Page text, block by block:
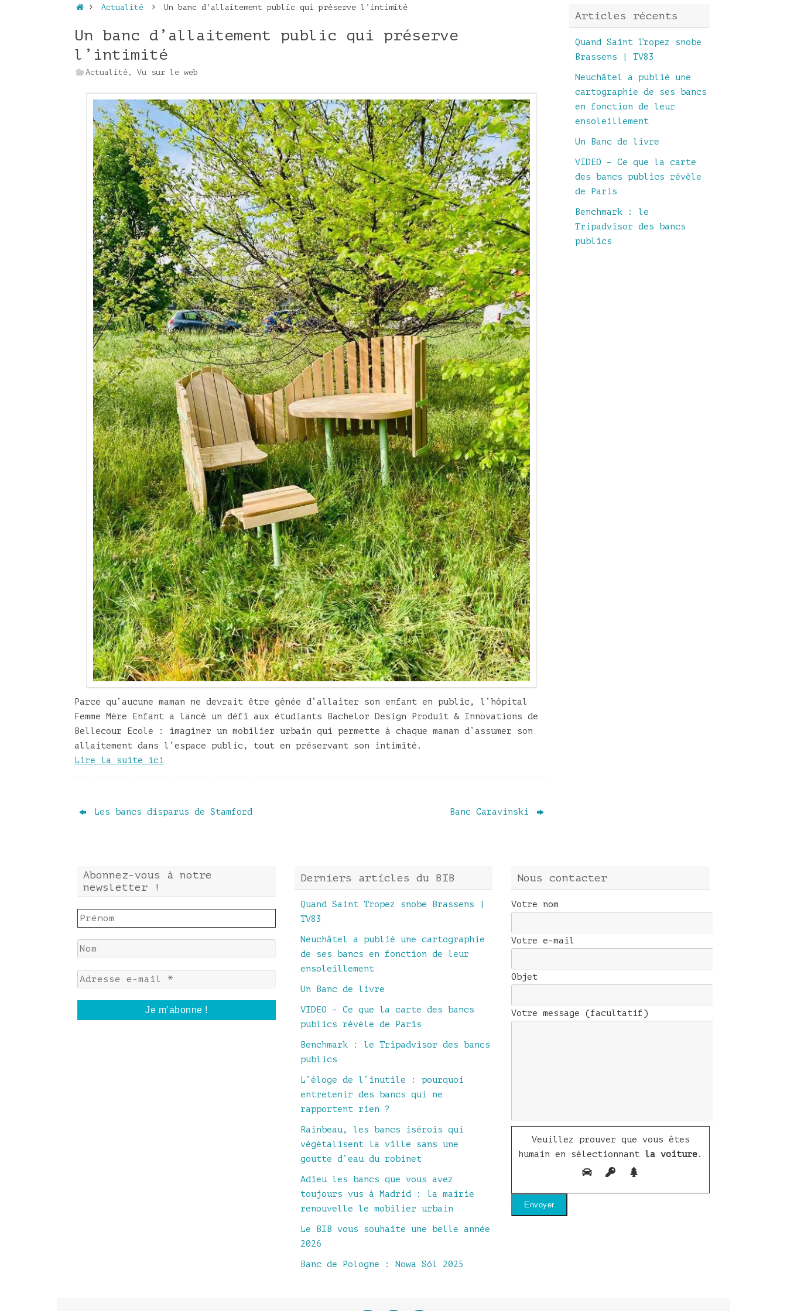
Accueil
Actualité Un banc d’allaitement public qui préserve l’intimité
Un banc d’allaitement public qui préserve
l’intimité
Actualité, Vu sur le web
Parce qu’aucune maman ne devrait être gênée d’allaiter son enfant en public, l’hôpital
Femme Mère Enfant a lancé un défi aux étudiants Bachelor Design Produit & Innovations de
Bellecour Ecole : imaginer un mobilier urbain qui permette à chaque maman d’assumer son
allaitement dans l’espace public, tout en préservant son intimité.
Lire la suite ici
Les bancs disparus de Stamford Banc Caravinski
Articles récents
Quand Saint Tropez snobe
Brassens | TV83
Neuchâtel a publié une
cartographie de ses bancs
en fonction de leur
ensoleillement
Un Banc de livre
VIDEO – Ce que la carte
des bancs publics révèle
de Paris
Benchmark : le
Tripadvisor des bancs
publics
Abonnez-vous à notre
newsletter !
Derniers articles du BIB
Quand Saint Tropez snobe Brassens |
TV83
Neuchâtel a publié une cartographie
de ses bancs en fonction de leur
ensoleillement
Un Banc de livre
VIDEO – Ce que la carte des bancs
publics révèle de Paris
Benchmark : le Tripadvisor des bancs
publics
L’éloge de l’inutile : pourquoi
entretenir des bancs qui ne
rapportent rien ?
Rainbeau, les bancs isérois qui
végétalisent la ville sans une
goutte d’eau du robinet
Adieu les bancs que vous avez
toujours vus à Madrid : la mairie
renouvelle le mobilier urbain
Le BIB vous souhaite une belle année
2026
Banc de Pologne : Nowa Sól 2025
Nous contacter
Votre nom
Votre e-mail
Objet
Votre message (facultatif)
Veuillez prouver que vous êtes
humain en sélectionnant la voiture.